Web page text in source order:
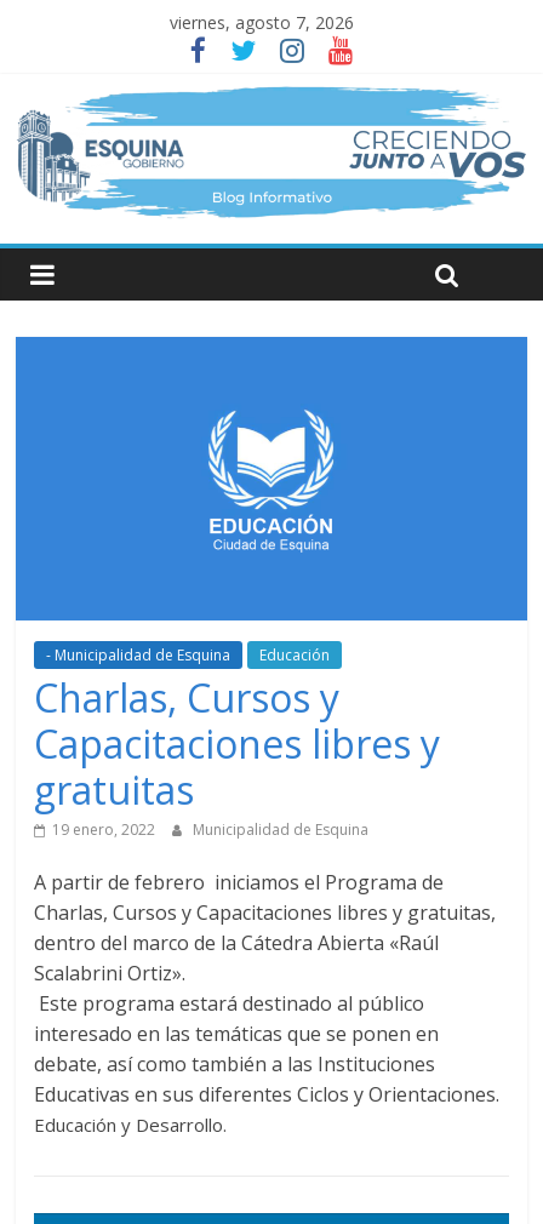
viernes, agosto 7, 2026
- Municipalidad de Esquina Educación
Charlas, Cursos y
Capacitaciones libres y
gratuitas
19 enero, 2022 Municipalidad de Esquina
A partir de febrero iniciamos el Programa de
Charlas, Cursos y Capacitaciones libres y gratuitas,
dentro del marco de la Cátedra Abierta «Raúl
Scalabrini Ortiz».
Este programa estará destinado al público
interesado en las temáticas que se ponen en
debate, así como también a las Instituciones
Educativas en sus diferentes Ciclos y Orientaciones.
Educación y Desarrollo.